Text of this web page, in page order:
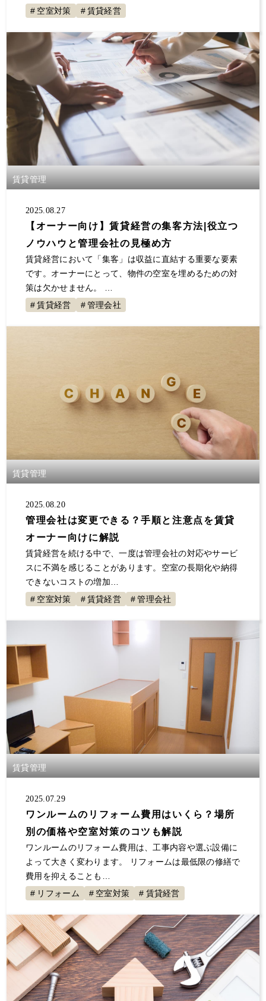
空室対策 賃貸経営
賃貸管理
2025.08.27
【オーナー向け】賃貸経営の集客方法|役立つ
ノウハウと管理会社の見極め方
賃貸経営において「集客」は収益に直結する重要な要素
です。オーナーにとって、物件の空室を埋めるための対
策は欠かせません。 …
賃貸経営
管理会社
賃貸管理
2025.08.20
管理会社は変更できる？手順と注意点を賃貸
オーナー向けに解説
賃貸経営を続ける中で、一度は管理会社の対応やサービ
スに不満を感じることがあります。空室の長期化や納得
できないコストの増加…
空室対策
賃貸経営 管理会社
賃貸管理
2025.07.29
ワンルームのリフォーム費用はいくら？場所
別の価格や空室対策のコツも解説
ワンルームのリフォーム費用は、工事内容や選ぶ設備に
よって大きく変わります。 リフォームは最低限の修繕で
費用を抑えることも…
リフォーム
空室対策 賃貸経営